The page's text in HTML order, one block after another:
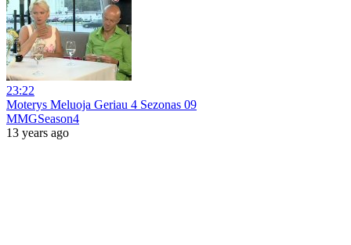
23:22
Moterys Meluoja Geriau 4 Sezonas 09
MMGSeason4
13 years ago